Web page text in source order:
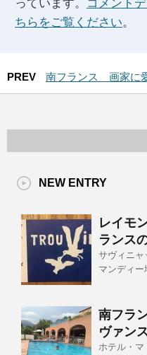
っています。
コメント
ちらをご覧ください。
PREV 南フランス 画家に
NEW ENTRY
レイモ
ランス
サヴィニャ
マンディ
南フラ
ヴァン
ホテル・マ